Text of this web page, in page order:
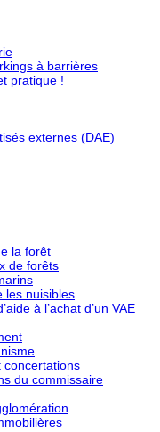
à barrières
pratique !
externes (DAE)
la forêt
de forêts
les nuisibles
à l’achat d’un VAE
concertations
du commissaire